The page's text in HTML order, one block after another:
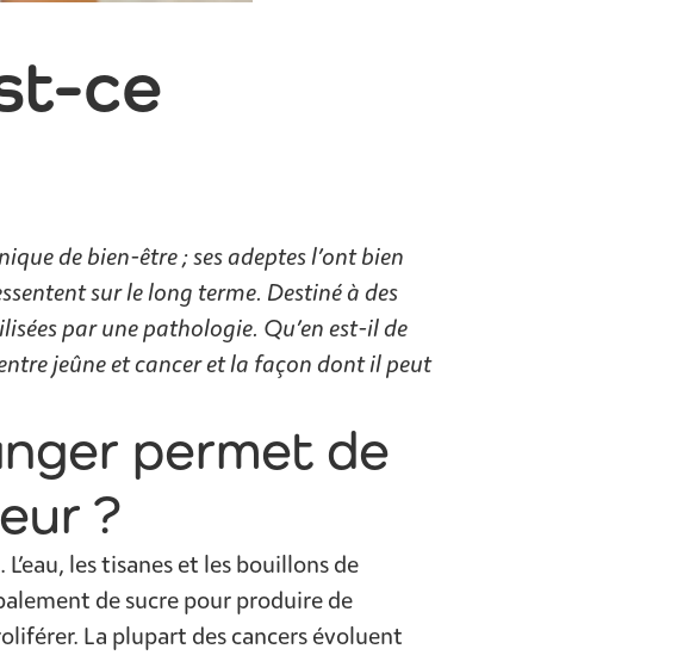
ce
de bien-être ; ses adeptes l’ont bien
sur le long terme. Destiné à des
par une pathologie. Qu’en est-il de
jeûne et cancer et la façon dont il peut
permet de
?
les tisanes et les bouillons de
de sucre pour produire de
La plupart des cancers évoluent